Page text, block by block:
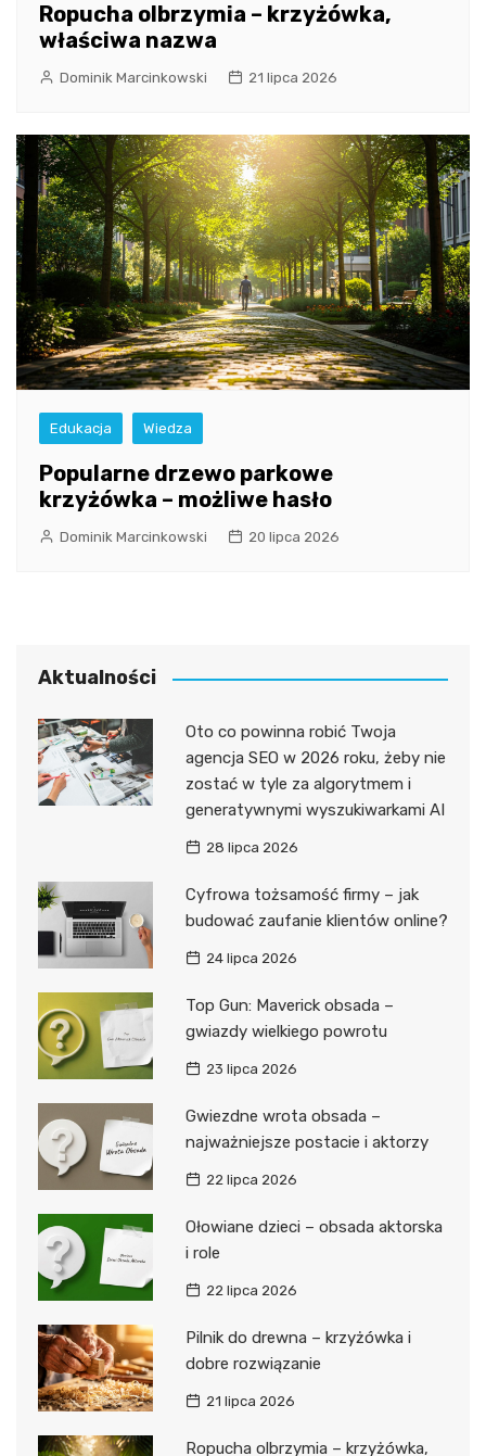
Ropucha olbrzymia – krzyżówka,
właściwa nazwa
Dominik Marcinkowski 21 lipca 2026
Edukacja Wiedza
Popularne drzewo parkowe
krzyżówka – możliwe hasło
Dominik Marcinkowski 20 lipca 2026
Aktualności
Oto co powinna robić Twoja
agencja SEO w 2026 roku, żeby nie
zostać w tyle za algorytmem i
generatywnymi wyszukiwarkami AI
28 lipca 2026
Cyfrowa tożsamość firmy – jak
budować zaufanie klientów online?
24 lipca 2026
Top Gun: Maverick obsada –
gwiazdy wielkiego powrotu
23 lipca 2026
Gwiezdne wrota obsada –
najważniejsze postacie i aktorzy
22 lipca 2026
Ołowiane dzieci – obsada aktorska
i role
22 lipca 2026
Pilnik do drewna – krzyżówka i
dobre rozwiązanie
21 lipca 2026
Ropucha olbrzymia – krzyżówka,